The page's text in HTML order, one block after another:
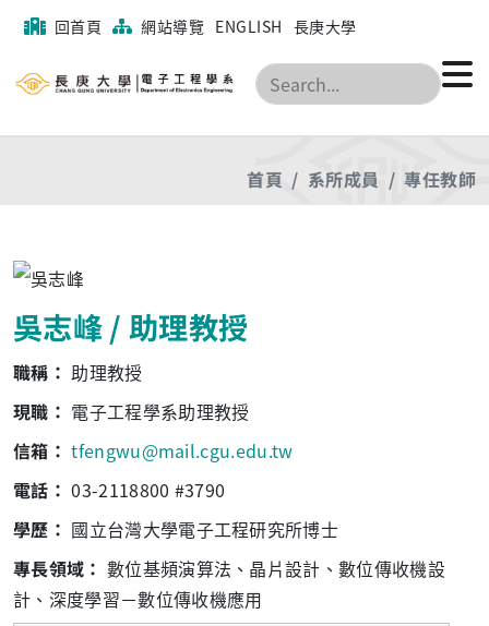
回首頁 網站導覽 ENGLISH 長庚大學
搜尋
首頁 系所成員 專任教師
吳志峰 / 助理教授
職稱： 助理教授
現職： 電子工程學系助理教授
信箱： tfengwu@mail.cgu.edu.tw
電話： 03-2118800 #3790
學歷： 國立台灣大學電子工程研究所博士
專長領域： 數位基頻演算法、晶片設計、數位傳收機設
計、深度學習－數位傳收機應用